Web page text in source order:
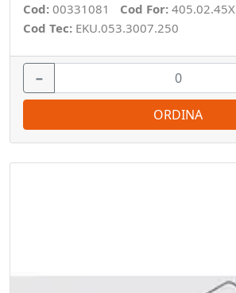
Cod: 00331081 Cod For: 405.02.45X
Cod Tec: EKU.053.3007.250
−
ORDINA